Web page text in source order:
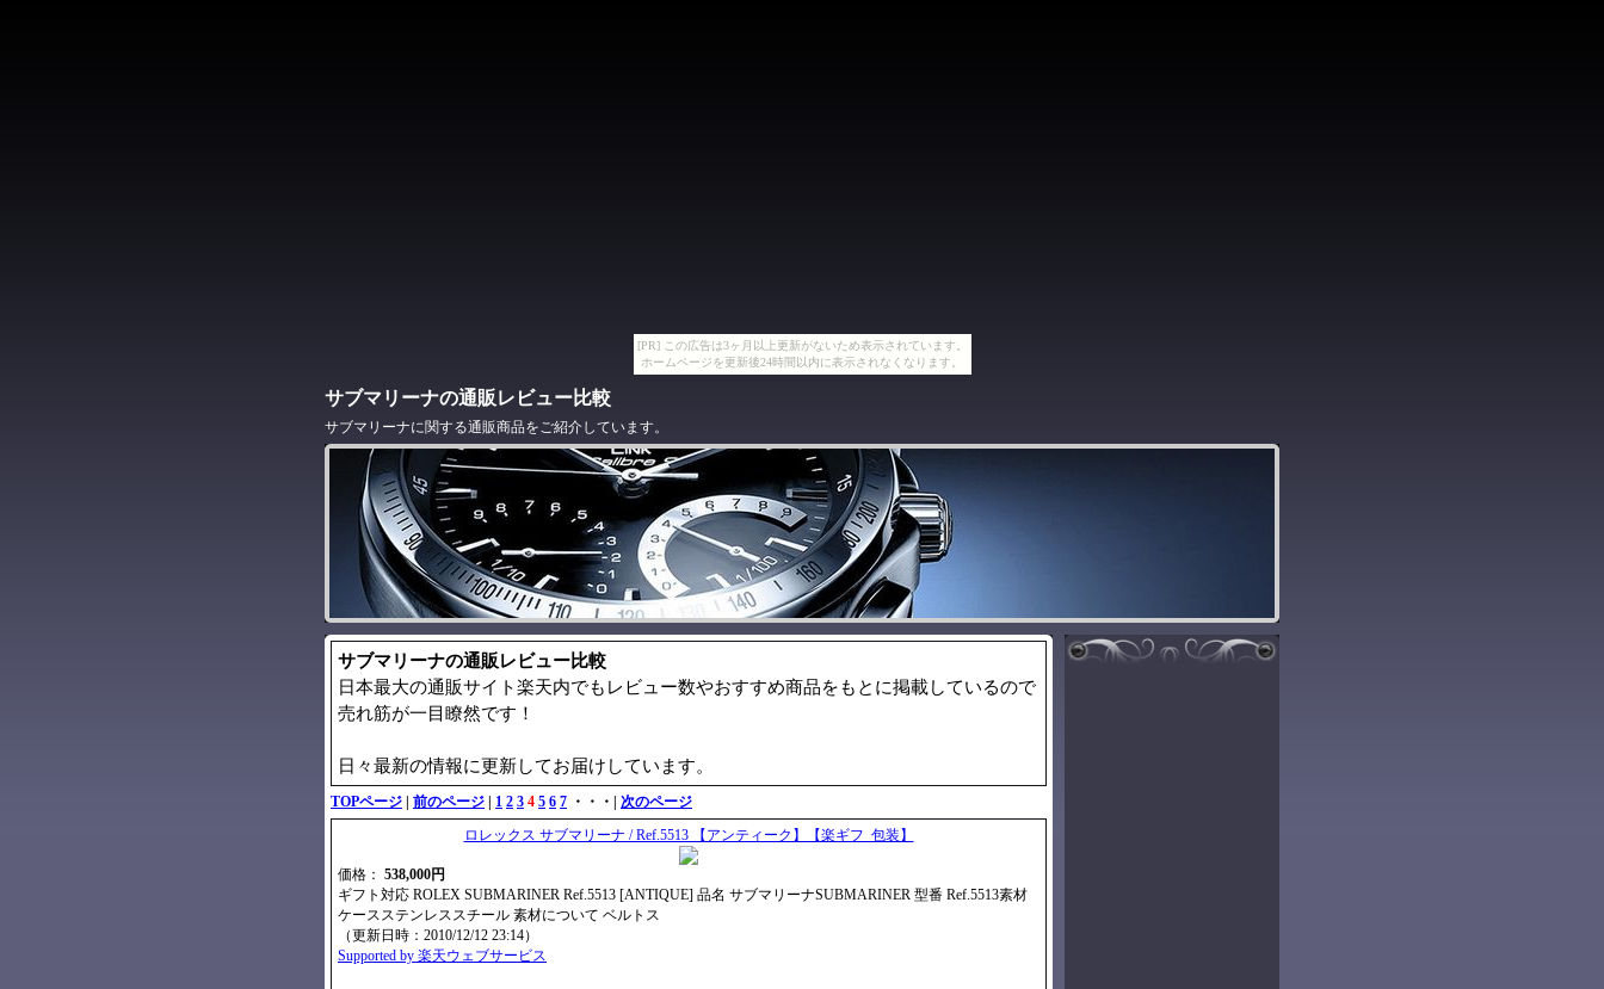
[PR] この広告は3ヶ月以上更新がないため表示されています。
ホームページを更新後24時間以内に表示されなくなります。
サブマリーナの通販レビュー比較
サブマリーナに関する通販商品をご紹介しています。
サブマリーナの通販レビュー比較
日本最大の通販サイト楽天内でもレビュー数やおすすめ商品をもとに掲載しているので
売れ筋が一目瞭然です！
日々最新の情報に更新してお届けしています。
TOPページ 前のページ 1 2 3 4 5 6 7 ・・・| 次のページ
ロレックス サブマリーナ / Ref.5513 【アンティーク】【楽ギフ_包装】
価格： 538,000円
ギフト対応 ROLEX SUBMARINER Ref.5513 [ANTIQUE] 品名 サブマリーナSUBMARINER 型番 Ref.5513素材
ケースステンレススチール 素材について ベルトス
（更新日時：2010/12/12 23:14）
Supported by 楽天ウェブサービス